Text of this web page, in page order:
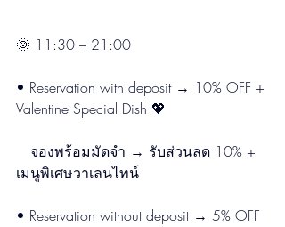
🌞 11:30 – 21:00
• Reservation with deposit → 10% OFF +
Valentine Special Dish 💖
จองพร้อมมัดจำ → รับส่วนลด 10% +
เมนูพิเศษวาเลนไทน์
• Reservation without deposit → 5% OFF